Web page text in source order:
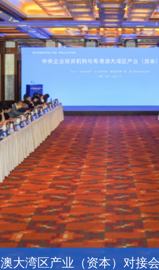
深港澳科创走廊如何走到